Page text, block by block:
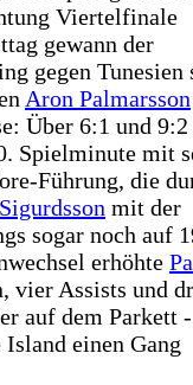
Viertelfinale
gewann der
gegen Tunesien
Aron Palmarsson
Über 6:1 und 9:2
Spielminute mit
Führung, die
mit der
sogar noch auf
erhöhte
vier Assists und
auf dem Parkett
einen Gang